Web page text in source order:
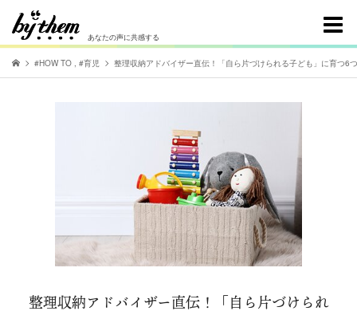
あなたの声に共感する
#HOW TO , #育児 整理収納アドバイザー直伝！「自ら片づけられる子ども」に育つ6
整理収納アドバイザー直伝！「自ら片づけられ